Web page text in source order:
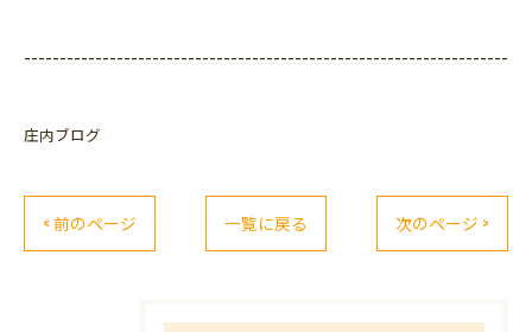
--------------------------------------------------------------------
庄内ブログ
< 前のページ 一覧に戻る 次のページ >